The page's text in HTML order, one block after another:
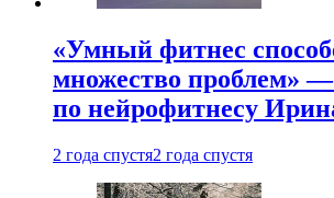
«Умный фитнес
множество проблем» —
по нейрофитнесу
2 года спустя2 года спустя